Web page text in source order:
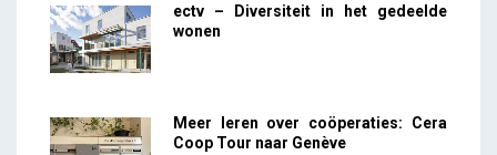
ectv – Diversiteit in het gedeelde
wonen
Meer leren over coöperaties: Cera
Coop Tour naar Genève